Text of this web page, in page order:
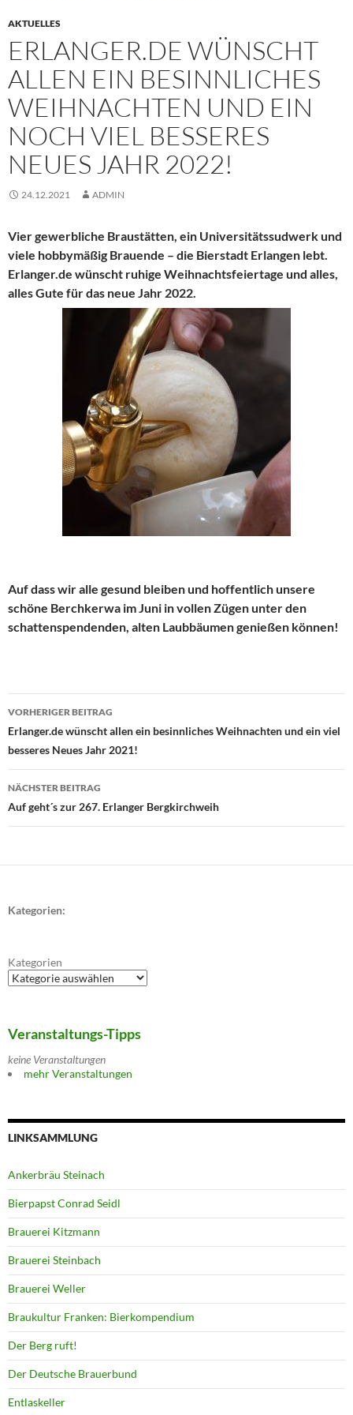
AKTUELLES
ERLANGER.DE WÜNSCHT
ALLEN EIN BESINNLICHES
WEIHNACHTEN UND EIN
NOCH VIEL BESSERES
NEUES JAHR 2022!
24.12.2021 ADMIN
Vier gewerbliche Braustätten, ein Universitätssudwerk und
viele hobbymäßig Brauende – die Bierstadt Erlangen lebt.
Erlanger.de wünscht ruhige Weihnachtsfeiertage und alles,
alles Gute für das neue Jahr 2022.
Auf dass wir alle gesund bleiben und hoffentlich unsere
schöne Berchkerwa im Juni in vollen Zügen unter den
schattenspendenden, alten Laubbäumen genießen können!
Beitragsnavigation
VORHERIGER BEITRAG
Erlanger.de wünscht allen ein besinnliches Weihnachten und ein viel
besseres Neues Jahr 2021!
NÄCHSTER BEITRAG
Auf geht´s zur 267. Erlanger Bergkirchweih
Kategorien:
Kategorien
Veranstaltungs-Tipps
keine Veranstaltungen
mehr Veranstaltungen
LINKSAMMLUNG
Ankerbräu Steinach
Bierpapst Conrad Seidl
Brauerei Kitzmann
Brauerei Steinbach
Brauerei Weller
Braukultur Franken: Bierkompendium
Der Berg ruft!
Der Deutsche Brauerbund
Entlaskeller